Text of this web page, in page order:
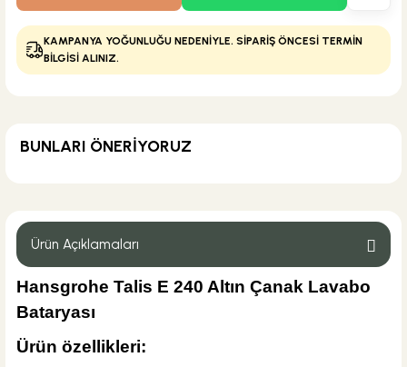
KAMPANYA YOĞUNLUĞU NEDENİYLE. SİPARİŞ ÖNCESİ TERMİN
BİLGİSİ ALINIZ.
BUNLARI ÖNERİYORUZ
20 YIL GARANTİ
882,00 TL %55
395,00 TL
Ürün Açıklamaları
Hansgrohe Talis E 240 Altın Çanak Lavabo
Bataryası
Ürün özellikleri: